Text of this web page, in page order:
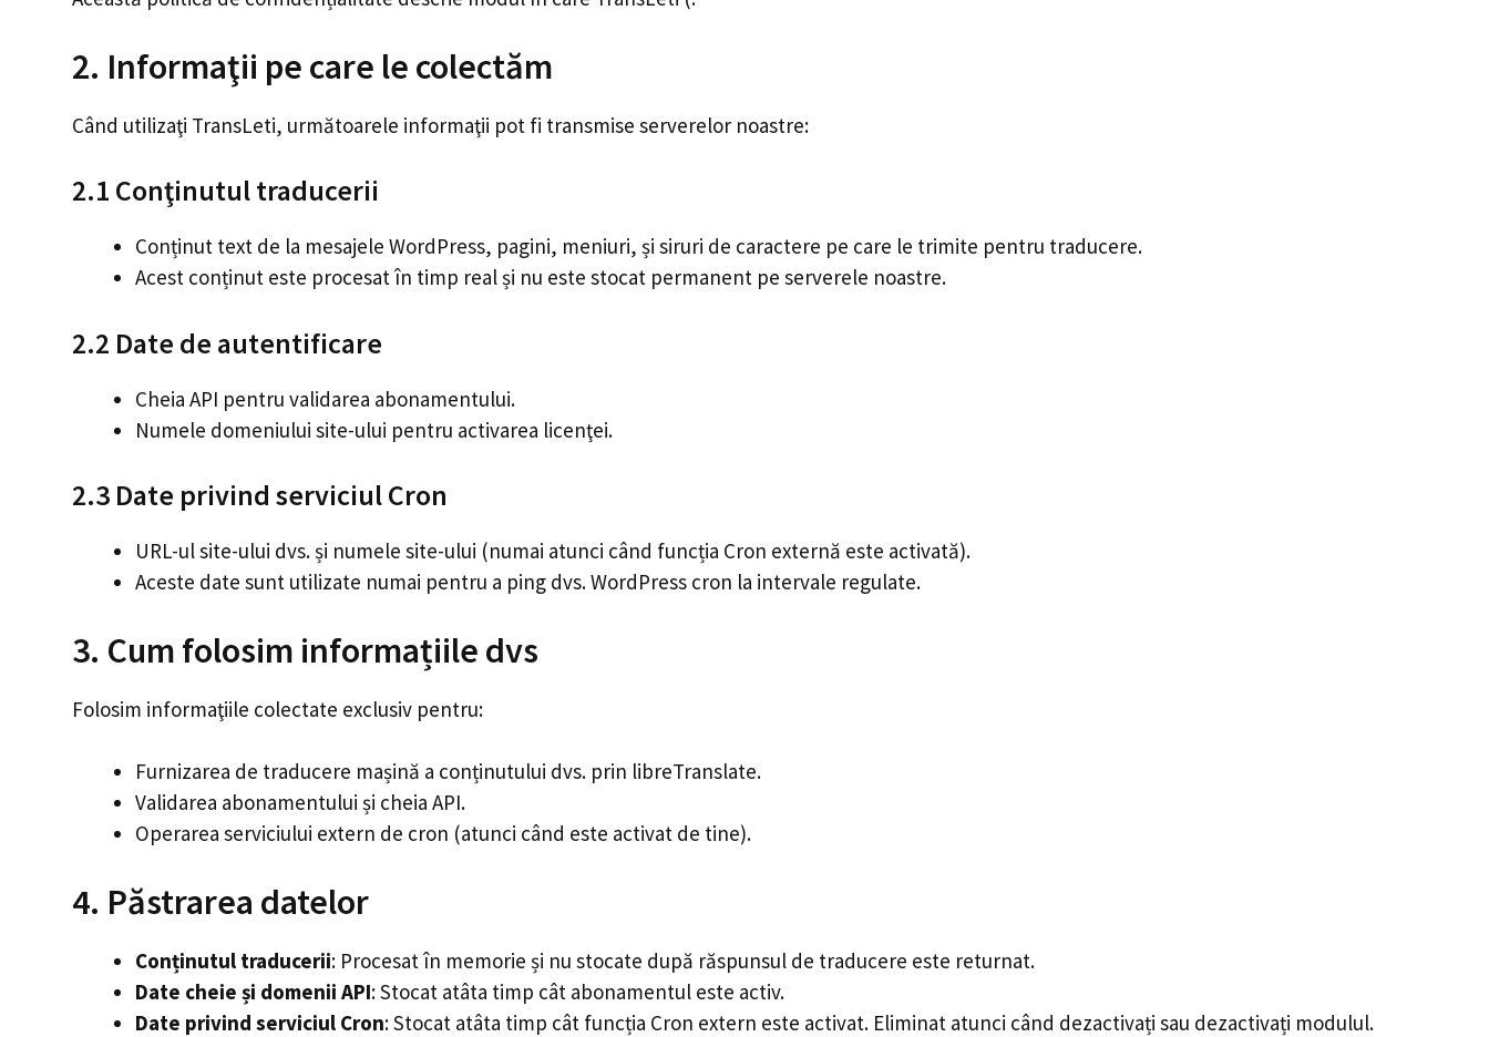
2. Informaţii pe care le colectăm
Când utilizaţi TransLeti, următoarele informaţii pot fi transmise serverelor noastre:
2.1 Conţinutul traducerii
Conținut text de la mesajele WordPress, pagini, meniuri, și siruri de caractere pe care le trimite pentru traducere.
Acest conținut este procesat în timp real și nu este stocat permanent pe serverele noastre.
2.2 Date de autentificare
Cheia API pentru validarea abonamentului.
Numele domeniului site-ului pentru activarea licenţei.
2.3 Date privind serviciul Cron
URL-ul site-ului dvs. și numele site-ului (numai atunci când funcția Cron externă este activată).
Aceste date sunt utilizate numai pentru a ping dvs. WordPress cron la intervale regulate.
3. Cum folosim informațiile dvs
Folosim informaţiile colectate exclusiv pentru:
Furnizarea de traducere mașină a conținutului dvs. prin libreTranslate.
Validarea abonamentului și cheia API.
Operarea serviciului extern de cron (atunci când este activat de tine).
4. Păstrarea datelor
Conținutul traducerii: Procesat în memorie și nu stocate după răspunsul de traducere este returnat.
Date cheie și domenii API: Stocat atâta timp cât abonamentul este activ.
Date privind serviciul Cron: Stocat atâta timp cât funcția Cron extern este activat. Eliminat atunci când dezactivați sau dezactivați modulul.